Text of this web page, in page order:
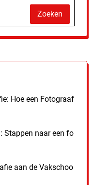
Zoeken
Hoe een Fotograaf
Stappen naar een fo
aan de Vakschoo